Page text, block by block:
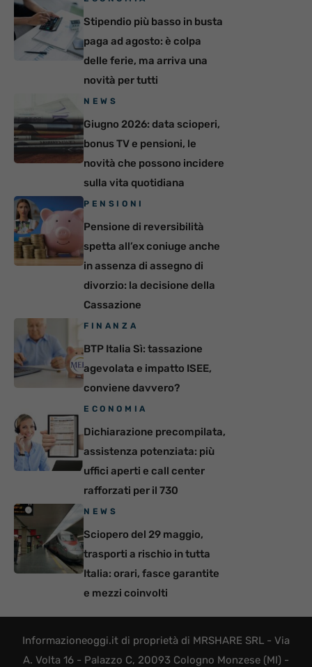
Stipendio più basso in busta
paga ad agosto: è colpa
delle ferie, ma arriva una
novità per tutti
NEWS
Giugno 2026: data scioperi,
bonus TV e pensioni, le
novità che possono incidere
sulla vita quotidiana
PENSIONI
Pensione di reversibilità
spetta all’ex coniuge anche
in assenza di assegno di
divorzio: la decisione della
Cassazione
FINANZA
BTP Italia Sì: tassazione
agevolata e impatto ISEE,
conviene davvero?
ECONOMIA
Dichiarazione precompilata,
assistenza potenziata: più
uffici aperti e call center
rafforzati per il 730
NEWS
Sciopero del 29 maggio,
trasporti a rischio in tutta
Italia: orari, fasce garantite
e mezzi coinvolti
Informazioneoggi.it di proprietà di MRSHARE SRL - Via
A. Volta 16 - Palazzo C, 20093 Cologno Monzese (MI) -